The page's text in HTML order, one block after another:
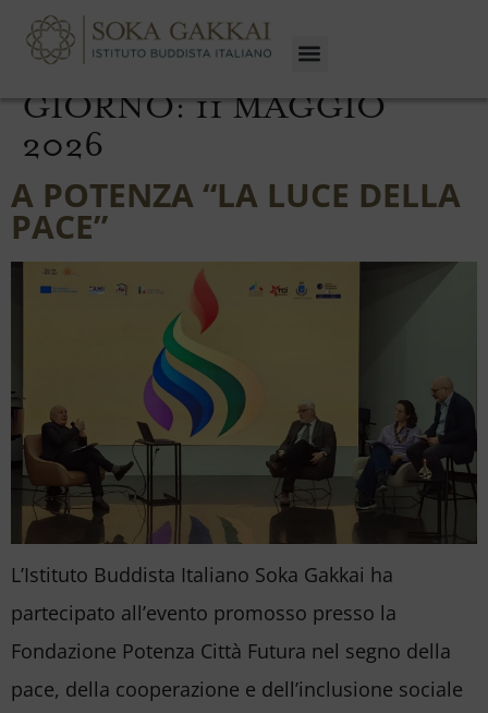
GIORNO: 11 MAGGIO
2026
A POTENZA “LA LUCE DELLA
PACE”
L’Istituto Buddista Italiano Soka Gakkai ha
partecipato all’evento promosso presso la
Fondazione Potenza Città Futura nel segno della
pace, della cooperazione e dell’inclusione sociale